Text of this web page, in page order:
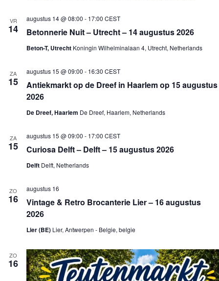
VR
14 Betonnerie Nuit – Utrecht – 14 augustus 2026
augustus 14 @ 08:00 - 17:00 CEST
Beton-T, Utrecht Koningin Wilhelminalaan 4, Utrecht, Netherlands
ZA
15
Antiekmarkt op de Dreef in Haarlem op 15 augustus
2026
augustus 15 @ 09:00 - 16:30 CEST
De Dreef, Haarlem De Dreef, Haarlem, Netherlands
ZA
15 Curiosa Delft – Delft – 15 augustus 2026
augustus 15 @ 09:00 - 17:00 CEST
Delft Delft, Netherlands
ZO
16
Vintage & Retro Brocanterie Lier – 16 augustus
2026
augustus 16
Lier (BE) Lier, Antwerpen - Belgie, belgie
ZO
16